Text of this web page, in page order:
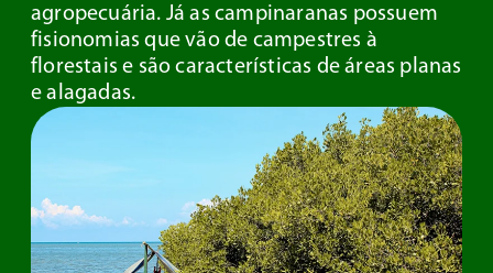
agropecuária. Já as campinaranas possuem
fisionomias que vão de campestres à
florestais e são características de áreas planas
e alagadas.